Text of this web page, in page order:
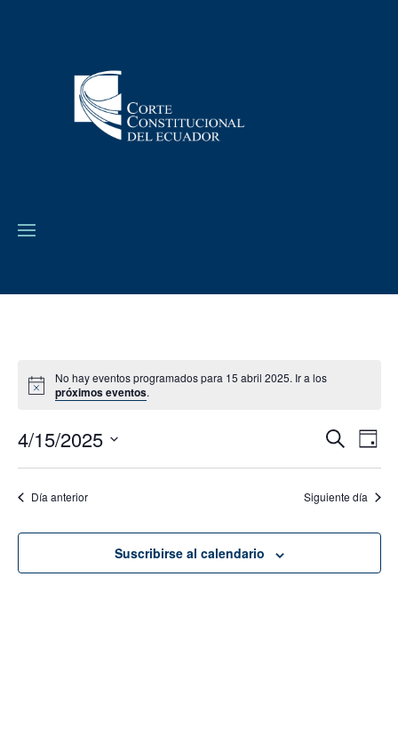
No hay eventos programados para 15 abril 2025. Ir a los
próximos eventos.
de
vistas
de
Buscar
de
Día
4/15/2025
Día anterior Siguiente día
Suscribirse al calendario